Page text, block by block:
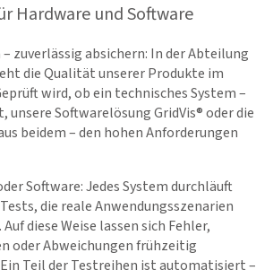
Hardware und Software
zuverlässig absichern: In der Abteilung
die Qualität unserer Produkte im
wird, ob ein technisches System –
unsere SoftwarelösungGridVis® oder die
beidem – den hohen Anforderungen
Software: Jedes System durchläuft
die reale Anwendungsszenarien
diese Weise lassen sich Fehler,
oder Abweichungen frühzeitig
Teil der Testreihen ist automatisiert –